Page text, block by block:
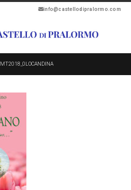
info@castellodipralormo.com
MT2018_0LOCANDINA